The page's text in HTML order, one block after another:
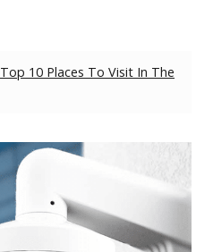
Top 10 Places To Visit In The